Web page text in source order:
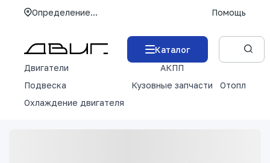
Определение... Помощь
Каталог
Двигатели
АКПП
Подвеска
Кузовные запчасти
Отопление
Охлаждение двигателя